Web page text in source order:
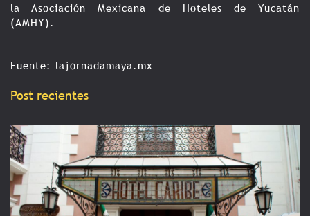
la Asociación Mexicana de Hoteles de Yucatán
(AMHY).
Fuente: lajornadamaya.mx
Post recientes